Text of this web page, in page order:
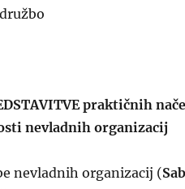
praktičnih
nevladnih organizacij
nevladnih organizacij (